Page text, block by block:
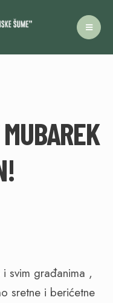
svim građanima ,
sretne i berićetne